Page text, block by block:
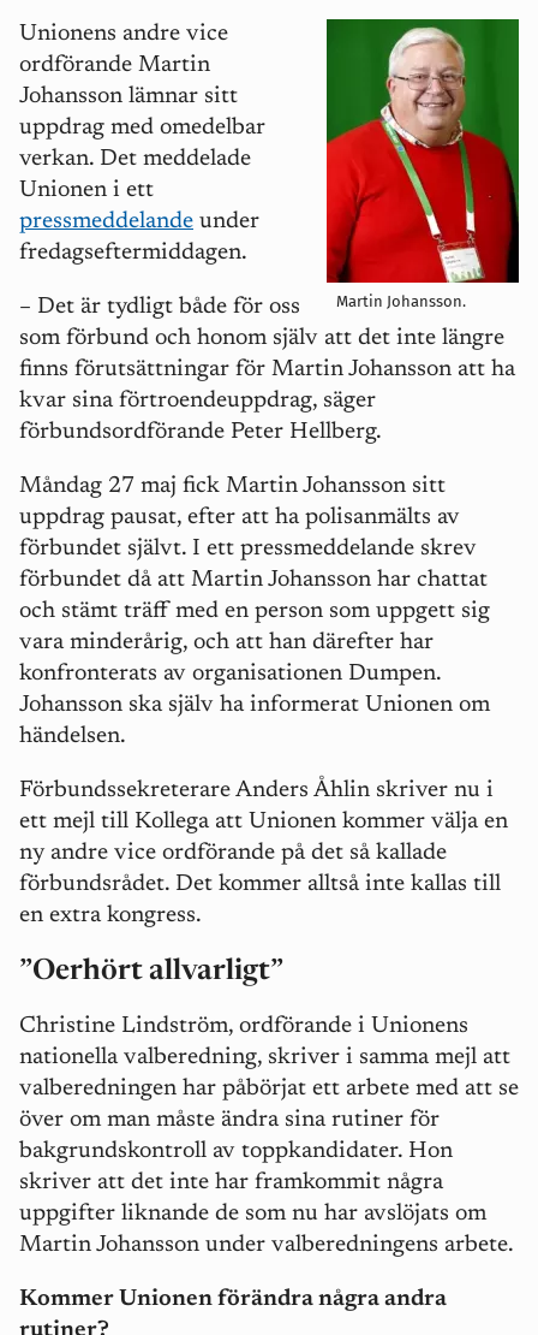
Martin Johansson.
Unionens andre vice
ordförande Martin
Johansson lämnar sitt
uppdrag med omedelbar
verkan. Det meddelade
Unionen i ett
pressmeddelande under
fredagseftermiddagen.
– Det är tydligt både för oss
som förbund och honom själv att det inte längre
finns förutsättningar för Martin Johansson att ha
kvar sina förtroendeuppdrag, säger
förbundsordförande Peter Hellberg.
Måndag 27 maj fick Martin Johansson sitt
uppdrag pausat, efter att ha polisanmälts av
förbundet självt. I ett pressmeddelande skrev
förbundet då att Martin Johansson har chattat
och stämt träff med en person som uppgett sig
vara minderårig, och att han därefter har
konfronterats av organisationen Dumpen.
Johansson ska själv ha informerat Unionen om
händelsen.
Förbundssekreterare Anders Åhlin skriver nu i
ett mejl till Kollega att Unionen kommer välja en
ny andre vice ordförande på det så kallade
förbundsrådet. Det kommer alltså inte kallas till
en extra kongress.
”Oerhört allvarligt”
Christine Lindström, ordförande i Unionens
nationella valberedning, skriver i samma mejl att
valberedningen har påbörjat ett arbete med att se
över om man måste ändra sina rutiner för
bakgrundskontroll av toppkandidater. Hon
skriver att det inte har framkommit några
uppgifter liknande de som nu har avslöjats om
Martin Johansson under valberedningens arbete.
Kommer Unionen förändra några andra